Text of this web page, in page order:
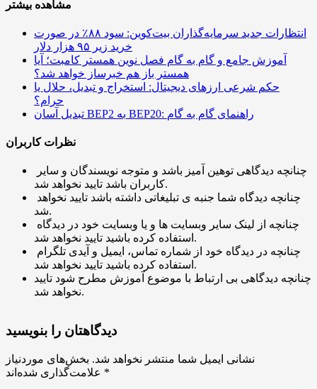
مشاهده بیشتر
انتظارات جدید سرمایه‌گذاران بیت‌کوین: سود ۸۸٪ در صورت
خرید زیر ۹۵ هزار دلار
آموزش جامع و گام به گام فصل نوین همستر کامبت؛ آیا
همستر باز هم خبرساز خواهد شد؟
حکم شرعی ارزهای دیجیتال: استخراج و تبدیل، حلال یا
حرام؟
تبدیل آسان BEP2 به BEP20: راهنمای گام به گام
نظرات کاربران
کاربران باشد تایید نخواهد شد.
شد.
استفاده کرده باشید تایید نخواهد شد.
استفاده کرده باشید تایید نخواهد شد.
چنانچه دیدگاهی بی ارتباط با موضوع آموزش مطرح شود تایید
نخواهد شد.
دیدگاهتان را بنویسید
نشانی ایمیل شما منتشر نخواهد شد. بخش‌های موردنیاز
*